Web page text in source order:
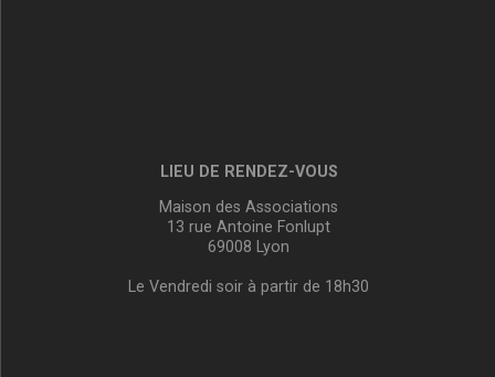
LIEU DE RENDEZ-VOUS
Maison des Associations
13 rue Antoine Fonlupt
69008 Lyon
Le Vendredi soir à partir de 18h30